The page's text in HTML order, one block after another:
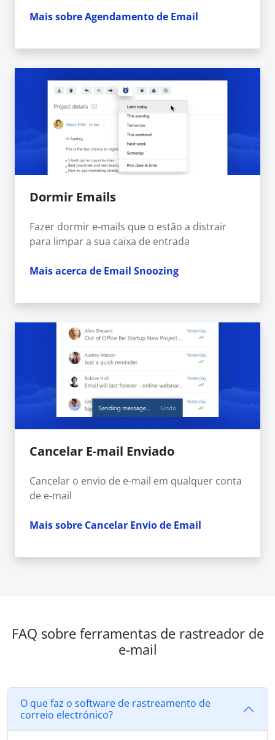
Mais sobre Agendamento de Email
Dormir Emails
Fazer dormir e-mails que o estão a distrair
para limpar a sua caixa de entrada
Mais acerca de Email Snoozing
Cancelar E-mail Enviado
Cancelar o envio de e-mail em qualquer conta
de e-mail
Mais sobre Cancelar Envio de Email
FAQ sobre ferramentas de rastreador de
e-mail
O que faz o software de rastreamento de
correio electrónico?